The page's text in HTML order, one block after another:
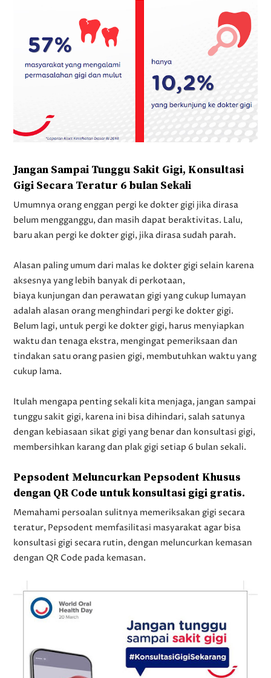
Jangan Sampai Tunggu Sakit Gigi, Konsultasi
Gigi Secara Teratur 6 bulan Sekali
Umumnya orang enggan pergi ke dokter gigi jika dirasa
belum mengganggu, dan masih dapat beraktivitas. Lalu,
baru akan pergi ke dokter gigi, jika dirasa sudah parah.
Alasan paling umum dari malas ke dokter gigi selain karena
aksesnya yang lebih banyak di perkotaan,
biaya kunjungan dan perawatan gigi yang cukup lumayan
adalah alasan orang menghindari pergi ke dokter gigi.
Belum lagi, untuk pergi ke dokter gigi, harus menyiapkan
waktu dan tenaga ekstra, mengingat pemeriksaan dan
tindakan satu orang pasien gigi, membutuhkan waktu yang
cukup lama.
Itulah mengapa penting sekali kita menjaga, jangan sampai
tunggu sakit gigi, karena ini bisa dihindari, salah satunya
dengan kebiasaan sikat gigi yang benar dan konsultasi gigi,
membersihkan karang dan plak gigi setiap 6 bulan sekali.
Pepsodent Meluncurkan Pepsodent Khusus
dengan QR Code untuk konsultasi gigi gratis.
Memahami persoalan sulitnya memeriksakan gigi secara
teratur, Pepsodent memfasilitasi masyarakat agar bisa
konsultasi gigi secara rutin, dengan meluncurkan kemasan
dengan QR Code pada kemasan.